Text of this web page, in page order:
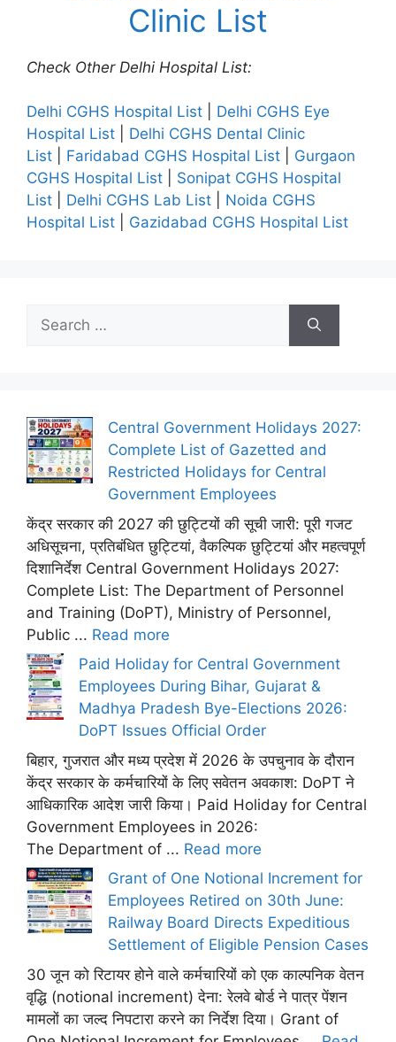
Clinic List
Check Other Delhi Hospital List:
Delhi CGHS Hospital List
Delhi CGHS Eye
Hospital List
Delhi CGHS Dental Clinic
List
Faridabad CGHS Hospital List
Gurgaon
CGHS Hospital List
Sonipat CGHS Hospital
List
Delhi CGHS Lab List
Noida CGHS
Hospital List
Gazidabad CGHS Hospital List
Search
for:
Central Government Holidays 2027:
Complete List of Gazetted and
Restricted Holidays for Central
Government Employees
केंद्र सरकार की 2027 की छुट्टियों की सूची जारी: पूरी गजट
अधिसूचना, प्रतिबंधित छुट्टियां, वैकल्पिक छुट्टियां और महत्वपूर्ण
दिशानिर्देश Central Government Holidays 2027:
Complete List: The Department of Personnel
and Training (DoPT), Ministry of Personnel,
Public ... Read more
Paid Holiday for Central Government
Employees During Bihar, Gujarat &
Madhya Pradesh Bye-Elections 2026:
DoPT Issues Official Order
बिहार, गुजरात और मध्य प्रदेश में 2026 के उपचुनाव के दौरान
केंद्र सरकार के कर्मचारियों के लिए सवेतन अवकाश: DoPT ने
आधिकारिक आदेश जारी किया। Paid Holiday for Central
Government Employees in 2026:
The Department of ... Read more
Grant of One Notional Increment for
Employees Retired on 30th June:
Railway Board Directs Expeditious
Settlement of Eligible Pension Cases
30 जून को रिटायर होने वाले कर्मचारियों को एक काल्पनिक वेतन
वृद्धि (notional increment) देना: रेलवे बोर्ड ने पात्र पेंशन
मामलों का जल्द निपटारा करने का निर्देश दिया। Grant of